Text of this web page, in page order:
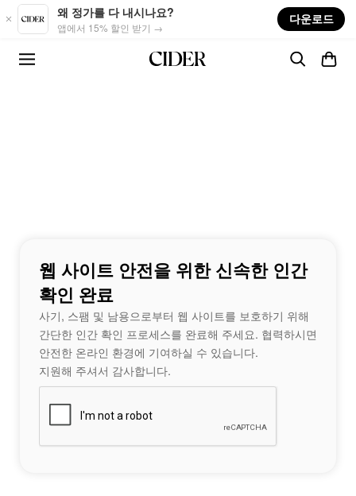
Skip to main content
왜 정가를 다 내시나요?
앱에서 15% 할인 받기 →
다운로드
웹 사이트 안전을 위한 신속한 인간
확인 완료
사기, 스팸 및 남용으로부터 웹 사이트를 보호하기 위해
간단한 인간 확인 프로세스를 완료해 주세요. 협력하시면
안전한 온라인 환경에 기여하실 수 있습니다.
지원해 주셔서 감사합니다.